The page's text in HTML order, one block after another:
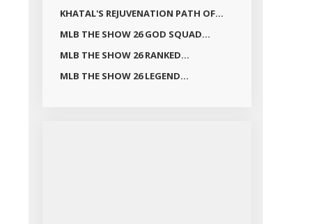
KHATAL'S REJUVENATION PATH OF...
MLB THE SHOW 26 GOD SQUAD...
MLB THE SHOW 26 RANKED...
MLB THE SHOW 26 LEGEND...